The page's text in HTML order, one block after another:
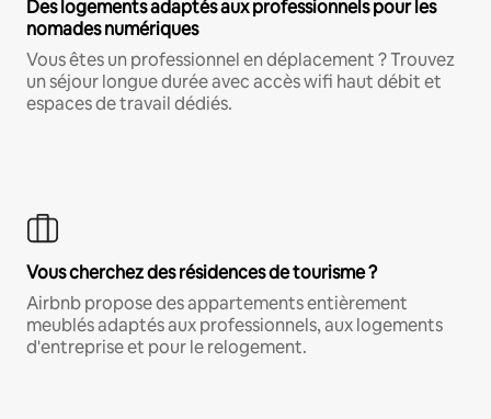
Des logements adaptés aux professionnels pour les
nomades numériques
Vous êtes un professionnel en déplacement ? Trouvez
un séjour longue durée avec accès wifi haut débit et
espaces de travail dédiés.
Vous cherchez des résidences de tourisme ?
Airbnb propose des appartements entièrement
meublés adaptés aux professionnels, aux logements
d'entreprise et pour le relogement.